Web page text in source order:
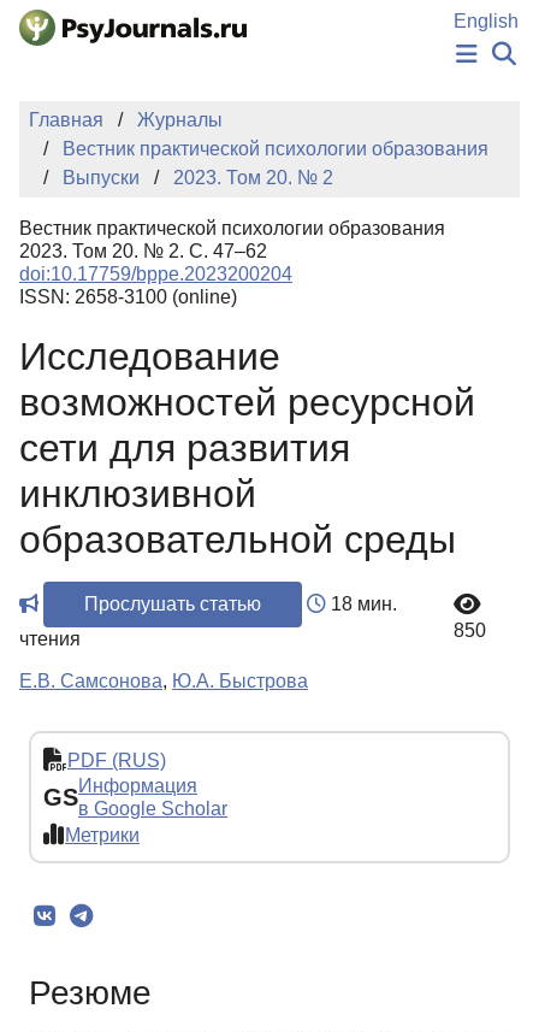
Перейти к основному содержанию
English
НОВОСТИ
ИЗДАНИЯ
АВТОРЫ
БАЗА ЗНАНИЙ
КЛЮЧЕВЫЕ СЛОВА
Регистрация
Главная
Журналы
Вестник практической психологии образования
Выпуски
2023. Том 20. № 2
Вестник практической психологии образования
2023. Том 20. № 2. С. 47–62
doi:10.17759/bppe.2023200204
ISSN: 2658-3100 (online)
Исследование
возможностей ресурсной
сети для развития
инклюзивной
образовательной среды
Прослушать статью
18 мин.
чтения
850
Е.В. Самсонова, Ю.А. Быстрова
PDF (RUS)
GSИнформация
в Google Scholar
Метрики
Резюме